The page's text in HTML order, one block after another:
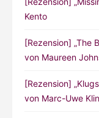
Kento
[Rezension] „The
von Maureen
[Rezension]
von Marc-Uwe